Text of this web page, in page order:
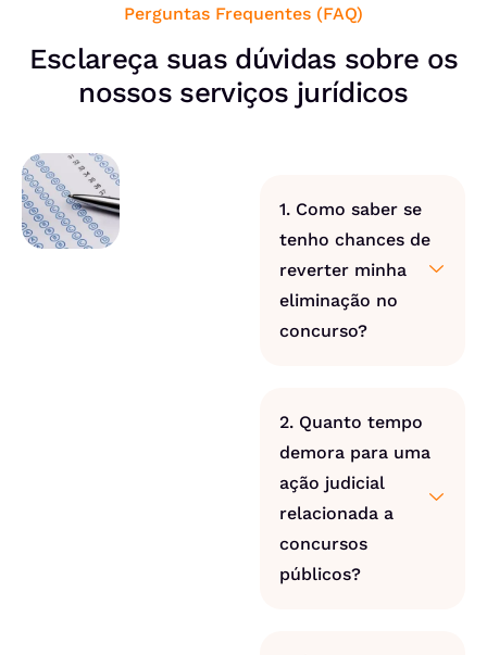
Perguntas Frequentes (FAQ)
Esclareça suas dúvidas sobre os
nossos serviços jurídicos
1. Como saber se
tenho chances de
reverter minha
eliminação no
concurso?
2. Quanto tempo
demora para uma
ação judicial
relacionada a
concursos
públicos?